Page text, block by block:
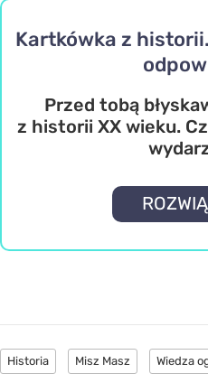
Kartkówka z
Przed tobą
z historii XX wieku.
Historia Misz Masz Wiedza